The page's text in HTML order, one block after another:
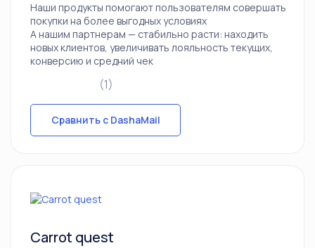
Наши продукты помогают пользователям совершать
покупки на более выгодных условиях
А нашим партнерам — стабильно расти: находить
новых клиентов, увеличивать лояльность текущих,
конверсию и средний чек
(1)
Сравнить с DashaMail
Carrot quest